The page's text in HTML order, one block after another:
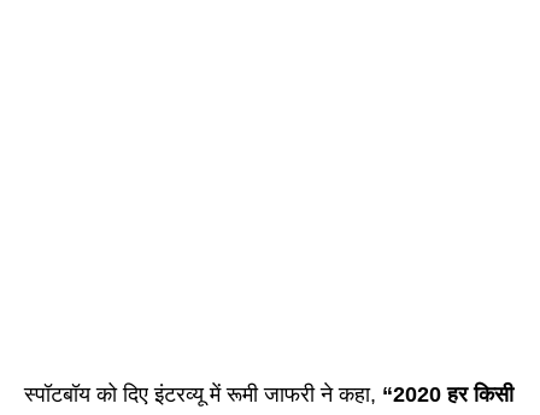
स्पॉटबॉय को दिए इंटरव्यू में रूमी जाफरी ने कहा, “2020 हर किसी